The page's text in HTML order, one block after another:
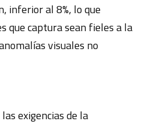
inferior al 8%, lo que
que captura sean fieles a la
visuales no
exigencias de la